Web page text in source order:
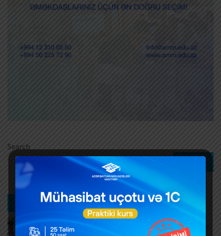
Search
Ən son xəbərlər
Müntəzəm və daimi xidmətlərin rəsmiləşdirilməsi